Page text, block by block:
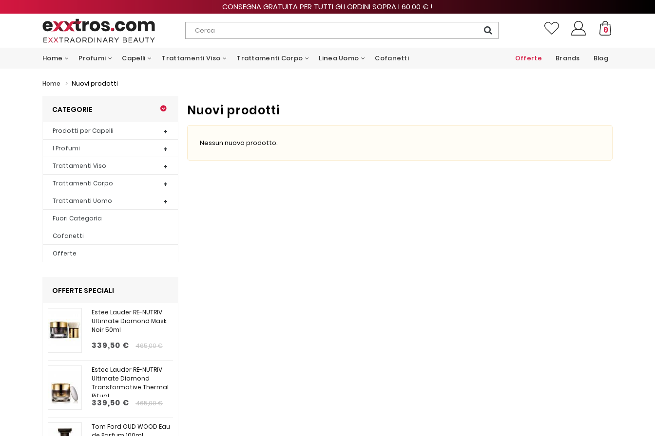
CONSEGNA GRATUITA PER TUTTI GLI ORDINI SOPRA I 60,00 € !
0
Home Profumi Capelli Trattamenti Viso Trattamenti Corpo Linea Uomo Cofanetti Blog
Brands
Offerte
Home > Nuovi prodotti
CATEGORIE
Prodotti per Capelli
I Profumi
Trattamenti Viso
Trattamenti Corpo
Trattamenti Uomo
Fuori Categoria
Cofanetti
Offerte
OFFERTE SPECIALI
Estee Lauder RE-NUTRIV
Ultimate Diamond Mask
Noir 50ml
339,50 € 465,00 €
Estee Lauder RE-NUTRIV
Ultimate Diamond
Transformative Thermal
Ritual...
339,50 € 465,00 €
Tom Ford OUD WOOD Eau
Nuovi prodotti
Nessun nuovo prodotto.